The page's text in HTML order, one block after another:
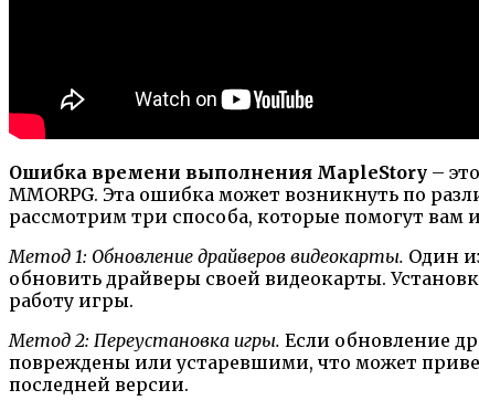
Ошибка времени выполнения MapleStory –
MMORPG. Эта ошибка может возникнуть по
рассмотрим три способа, которые помогут
Метод 1: Обновление драйверов видеокарты. Один
обновить драйверы своей видеокарты.
работу игры.
Метод 2: Переустановка игры. Если обновление
повреждены или устаревшими, что может
последней версии.